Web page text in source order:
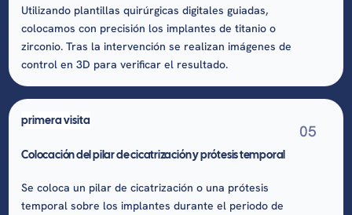
Utilizando plantillas quirúrgicas digitales guiadas,
colocamos con precisión los implantes de titanio o
zirconio. Tras la intervención se realizan imágenes de
control en 3D para verificar el resultado.
primera visita
05
Colocación del pilar de cicatrización y prótesis temporal
Se coloca un pilar de cicatrización o una prótesis
temporal sobre los implantes durante el periodo de